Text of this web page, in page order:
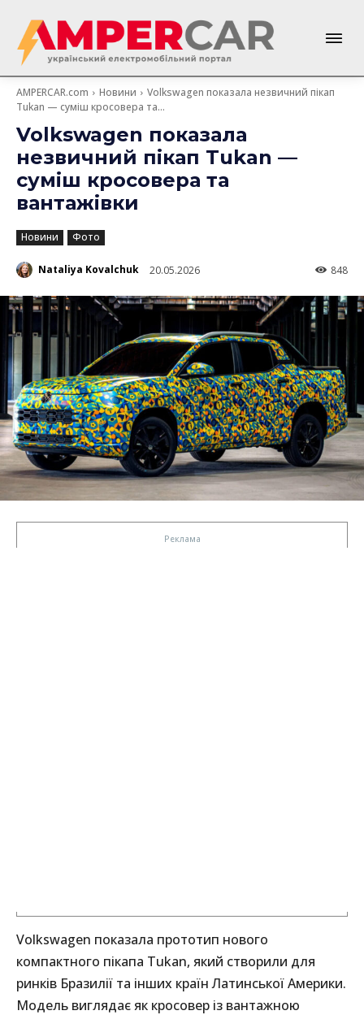
AMPERCAR.com Новини
Volkswagen показала незвичний пікап
Tukan — суміш кросовера та...
Volkswagen показала
незвичний пікап Tukan —
суміш кросовера та
вантажівки
Новини Фото
Nataliya Kovalchuk 20.05.2026 848
Volkswagen показала прототип нового
компактного пікапа Tukan, який створили для
ринків Бразилії та інших країн Латинської Америки.
Модель виглядає як кросовер із вантажною